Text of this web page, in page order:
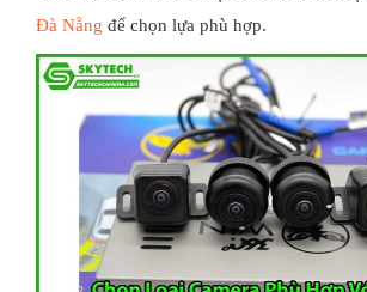
Đà Nẵng để chọn lựa phù hợp.